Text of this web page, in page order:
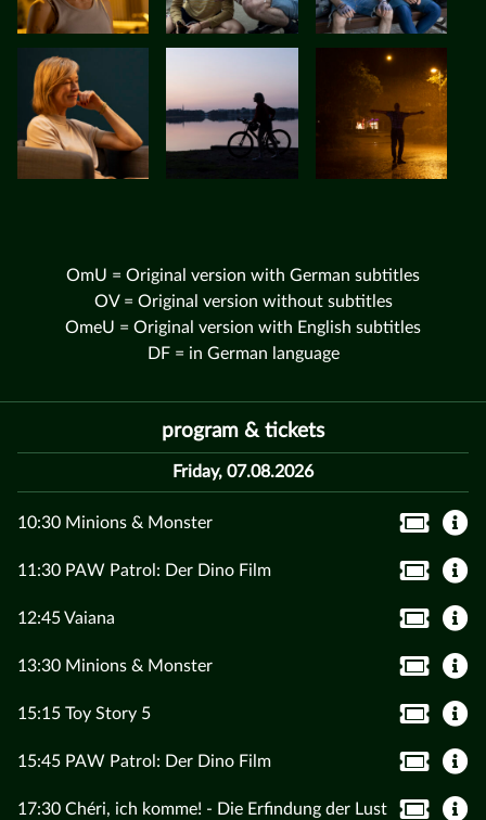
OmU = Original version with German subtitles
OV = Original version without subtitles
OmeU = Original version with English subtitles
DF = in German language
program & tickets
Friday, 07.08.2026
10:30 Minions & Monster
11:30 PAW Patrol: Der Dino Film
12:45 Vaiana
13:30 Minions & Monster
15:15 Toy Story 5
15:45 PAW Patrol: Der Dino Film
17:30 Chéri, ich komme! - Die Erfindung der Lust